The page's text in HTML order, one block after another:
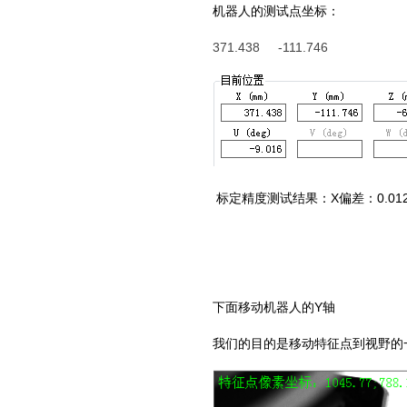
机器人的测试点坐标：
371.438 -111.746
标定精度测试结果：X偏差：
下面移动机器人的Y轴
我们的目的是移动特征点到视野